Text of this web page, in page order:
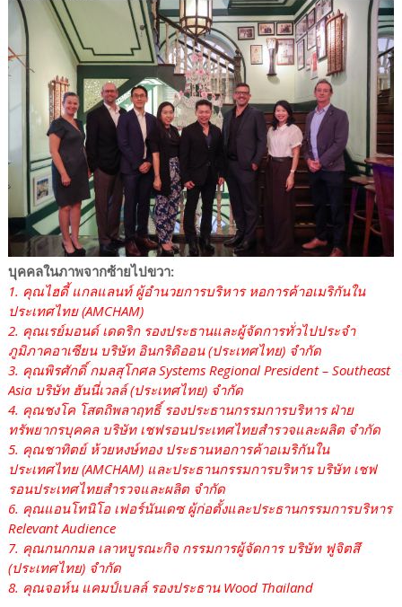
บุคคลในภาพจากซ้ายไปขวา:
1. คุณไฮดี้ แกลแลนท์ ผู้อำนวยการบริหาร หอการค้าอเมริกันใน
ประเทศไทย (AMCHAM)
2. คุณเรย์มอนด์ เดดริก รองประธานและผู้จัดการทั่วไปประจำ
ภูมิภาคอาเซียน บริษัท อินกริดิออน (ประเทศไทย) จำกัด
3. คุณพิรศักดิ์ กมลสุโกศล Systems Regional President – Southeast
Asia บริษัท ฮันนี่เวลล์ (ประเทศไทย) จำกัด
4. คุณชงโค โสตถิพลาฤทธิ์ รองประธานกรรมการบริหาร ฝ่าย
ทรัพยากรบุคคล บริษัท เชฟรอนประเทศไทยสำรวจและผลิต จำกัด
5. คุณชาทิตย์ ห้วยหงษ์ทอง ประธานหอการค้าอเมริกันใน
ประเทศไทย (AMCHAM) และประธานกรรมการบริหาร บริษัท เชฟ
รอนประเทศไทยสำรวจและผลิต จำกัด
6. คุณแอนโทนิโอ เฟอร์นันเดซ ผู้ก่อตั้งและประธานกรรมการบริหาร
Relevant Audience
7. คุณกนกกมล เลาหบูรณะกิจ กรรมการผู้จัดการ บริษัท ฟูจิตสึ
(ประเทศไทย) จำกัด
8. คุณจอห์น แคมป์เบลล์ รองประธาน Wood Thailand